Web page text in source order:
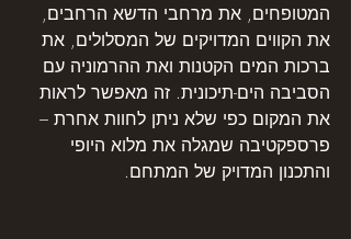
המטופחים, את מרחבי הדשא הרחבים,
את הקווים המדויקים של המסלולים, את
ברכות המים הקטנות ואת ההרמוניה עם
הסביבה הים-תיכונית. זה מאפשר לראות
את המקום כפי שלא ניתן לחוות אחרת –
פרספקטיבה שמגלה את מלוא היופי
והתכנון המדויק של המתחם.